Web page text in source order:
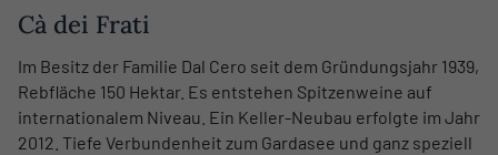
Cà dei Frati
Im Besitz der Familie Dal Cero seit dem Gründungsjahr 1939,
Rebfläche 150 Hektar. Es entstehen Spitzenweine auf
internationalem Niveau. Ein Keller-Neubau erfolgte im Jahr
2012. Tiefe Verbundenheit zum Gardasee und ganz speziell